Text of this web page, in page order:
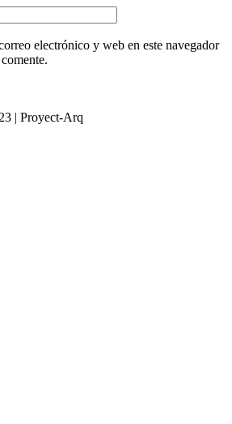
electrónico y web en este navegador
| Proyect-Arq